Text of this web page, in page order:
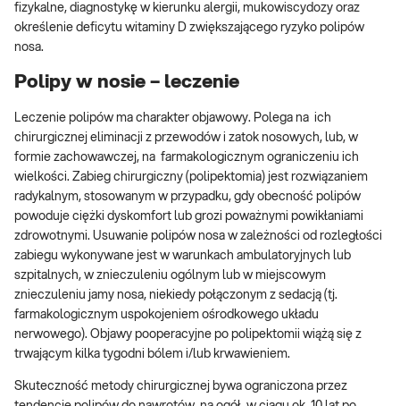
fizykalne, diagnostykę w kierunku alergii, mukowiscydozy oraz
określenie deficytu witaminy D zwiększającego ryzyko polipów
nosa.
Polipy w nosie – leczenie
Leczenie polipów ma charakter objawowy. Polega na ich
chirurgicznej eliminacji z przewodów i zatok nosowych, lub, w
formie zachowawczej, na farmakologicznym ograniczeniu ich
wielkości. Zabieg chirurgiczny (polipektomia) jest rozwiązaniem
radykalnym, stosowanym w przypadku, gdy obecność polipów
powoduje ciężki dyskomfort lub grozi poważnymi powikłaniami
zdrowotnymi. Usuwanie polipów nosa w zależności od rozległości
zabiegu wykonywane jest w warunkach ambulatoryjnych lub
szpitalnych, w znieczuleniu ogólnym lub w miejscowym
znieczuleniu jamy nosa, niekiedy połączonym z sedacją (tj.
farmakologicznym uspokojeniem ośrodkowego układu
nerwowego). Objawy pooperacyjne po polipektomii wiążą się z
trwającym kilka tygodni bólem i/lub krwawieniem.
Skuteczność metody chirurgicznej bywa ograniczona przez